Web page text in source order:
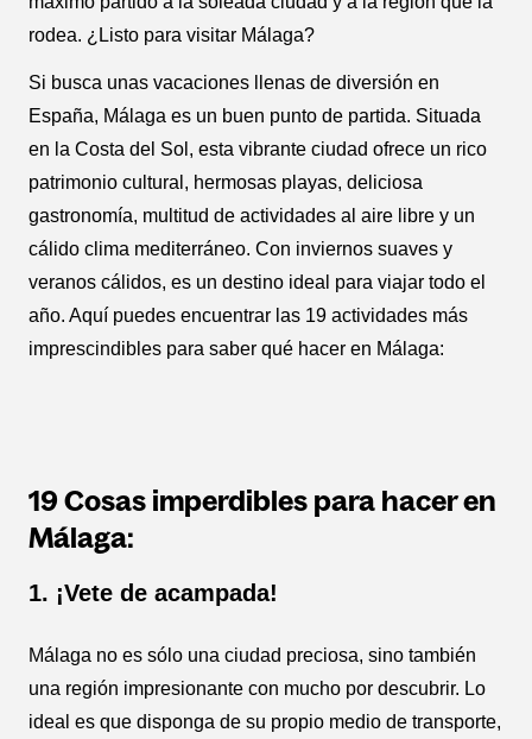
rodea. ¿Listo para visitar Málaga?
Si busca unas vacaciones llenas de diversión en
España, Málaga es un buen punto de partida. Situada
en la Costa del Sol, esta vibrante ciudad ofrece un rico
patrimonio cultural, hermosas playas, deliciosa
gastronomía, multitud de actividades al aire libre y un
cálido clima mediterráneo. Con inviernos suaves y
veranos cálidos, es un destino ideal para viajar todo el
año. Aquí puedes encuentrar las 19 actividades más
imprescindibles para saber qué hacer en Málaga:
19 Cosas imperdibles para hacer en
Málaga:
1. ¡Vete de acampada!
Málaga no es sólo una ciudad preciosa, sino también
una región impresionante con mucho por descubrir. Lo
ideal es que disponga de su propio medio de transporte,